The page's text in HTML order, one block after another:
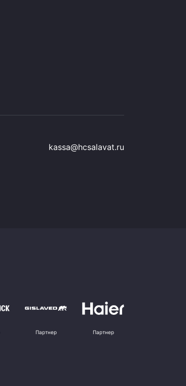
kassa@hcsalavat.ru
Партнер Партнер